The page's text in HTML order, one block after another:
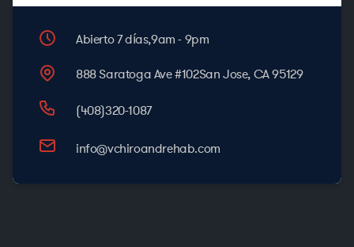
Abierto 7 días,9am - 9pm
888 Saratoga Ave #102San Jose, CA 95129
(408)320-1087
info@vchiroandrehab.com